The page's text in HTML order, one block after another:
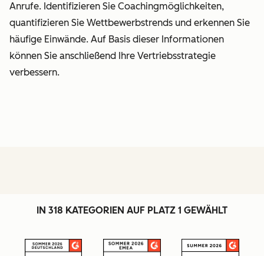
Anrufe. Identifizieren Sie Coachingmöglichkeiten,
quantifizieren Sie Wettbewerbstrends und erkennen Sie
häufige Einwände. Auf Basis dieser Informationen
können Sie anschließend Ihre Vertriebsstrategie
verbessern.
IN 318 KATEGORIEN AUF PLATZ 1 GEWÄHLT